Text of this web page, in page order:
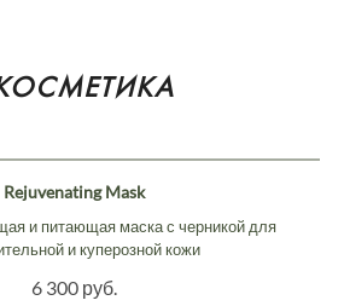
Rejuvenating Mask
и питающая маска с черникой для
и куперозной кожи
6 300 руб.